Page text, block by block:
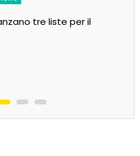
il Paese!